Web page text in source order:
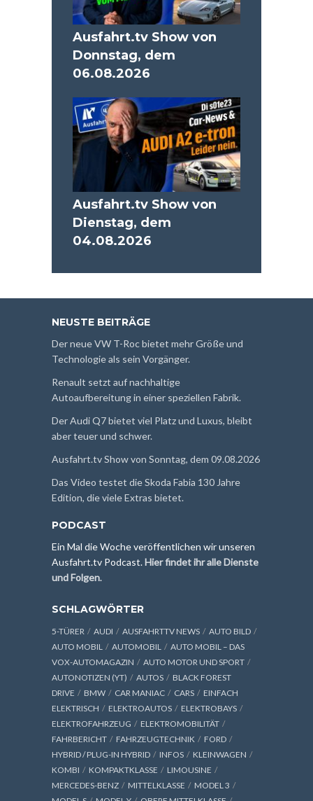
Ausfahrt.tv Show von
Donnstag, dem
06.08.2026
Ausfahrt.tv Show von
Dienstag, dem
04.08.2026
NEUSTE BEITRÄGE
Der neue VW T-Roc bietet mehr Größe und
Technologie als sein Vorgänger.
Renault setzt auf nachhaltige
Autoaufbereitung in einer speziellen Fabrik.
Der Audi Q7 bietet viel Platz und Luxus, bleibt
aber teuer und schwer.
Ausfahrt.tv Show von Sonntag, dem 09.08.2026
Das Video testet die Skoda Fabia 130 Jahre
Edition, die viele Extras bietet.
PODCAST
Ein Mal die Woche veröffentlichen wir unseren
Ausfahrt.tv Podcast.Hier findet ihr alle Dienste
und Folgen.
SCHLAGWÖRTER
5-TÜRER AUDI AUSFAHRTTV NEWS
AUTO BILD
AUTO MOBIL
AUTOMOBIL
AUTO MOBIL – DAS
VOX-AUTOMAGAZIN
AUTO MOTOR UND SPORT
AUTONOTIZEN (YT)
AUTOS
BLACK FOREST
DRIVE
BMW CAR MANIAC CARS
EINFACH
ELEKTRISCH
ELEKTROAUTOS
ELEKTROBAYS
ELEKTROFAHRZEUG
ELEKTROMOBILITÄT
FAHRBERICHT
FAHRZEUGTECHNIK
FORD
HYBRID / PLUG-IN HYBRID
INFOS
KLEINWAGEN
KOMBI
KOMPAKTKLASSE
LIMOUSINE
MERCEDES-BENZ
MITTELKLASSE
MODEL 3